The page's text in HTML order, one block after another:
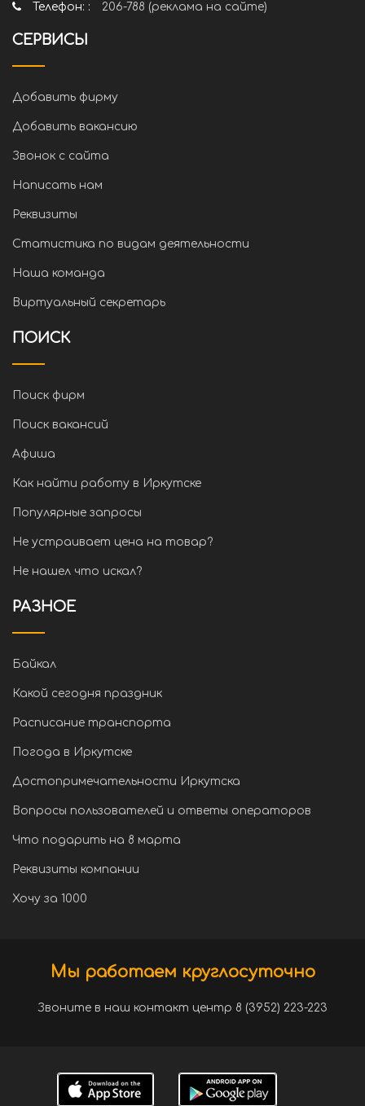
Телефон: :
206-788 (реклама на сайте)
СЕРВИСЫ
Добавить фирму
Добавить вакансию
Звонок с сайта
Написать нам
Реквизиты
Статистика по видам деятельности
Наша команда
Виртуальный секретарь
ПОИСК
Поиск фирм
Поиск вакансий
Афиша
Как найти работу в Иркутске
Популярные запросы
Не устраивает цена на товар?
Не нашел что искал?
РАЗНОЕ
Байкал
Какой сегодня праздник
Расписание транспорта
Погода в Иркутске
Достопримечательности Иркутска
Вопросы пользователей и ответы операторов
Что подарить на 8 марта
Реквизиты компании
Хочу за 1000
Мы работаем круглосуточно
Звоните в наш контакт центр 8 (3952) 223-223